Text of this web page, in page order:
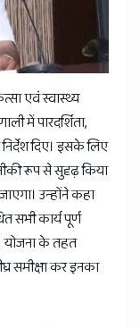
एवं स्वास्थ्य
में पारदर्शिता,
दिए। इसके लिए
रूप से सुदृढ़ किया
उन्होंने कहा
कार्य पूर्ण
योजना के तहत
समीक्षा कर इनका